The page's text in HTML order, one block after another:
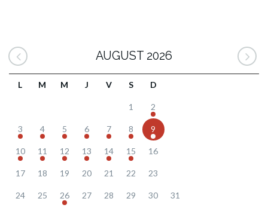
AUGUST 2026
L M M J V S D
1 2
3 4 5 6 7 8 9
10 11 12 13 14 15 16
17 18 19 20 21 22 23
24 25 26 27 28 29 30 31